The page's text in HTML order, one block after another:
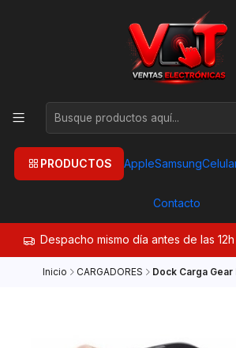
PRODUCTOS AppleSamsung
Contacto
Despacho mismo día antes de las 12h
Inicio CARGADORES Dock Carga